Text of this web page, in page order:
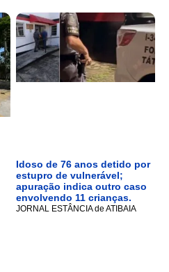
Idoso de 76 anos detido por
estupro de vulnerável;
apuração indica outro caso
envolvendo 11 crianças.
JORNAL ESTÂNCIA de ATIBAIA